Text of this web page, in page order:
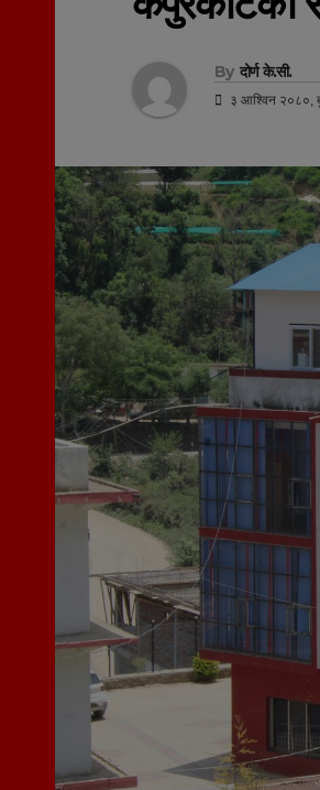
By दोर्ण के.सी.
३ आश्विन २०८०,